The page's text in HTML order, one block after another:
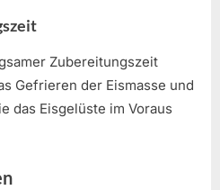
Zubereitungszeit
Gefrieren der Eismasse und
das Eisgelüste im Voraus